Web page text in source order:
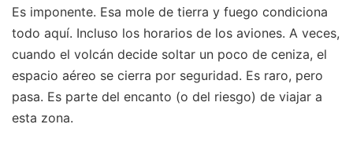
Es imponente. Esa mole de tierra y fuego condiciona
todo aquí. Incluso los horarios de los aviones. A veces,
cuando el volcán decide soltar un poco de ceniza, el
espacio aéreo se cierra por seguridad. Es raro, pero
pasa. Es parte del encanto (o del riesgo) de viajar a
esta zona.